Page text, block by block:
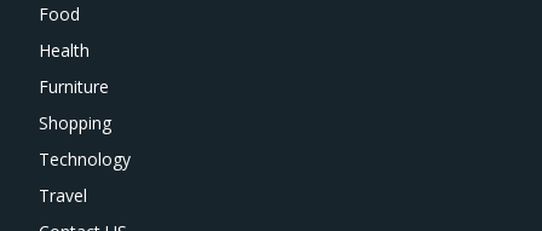
Food
Health
Furniture
Shopping
Technology
Travel